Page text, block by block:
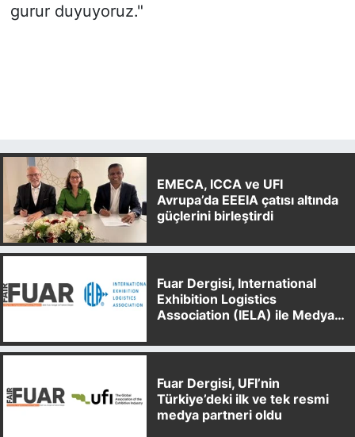
gurur duyuyoruz."
EMECA, ICCA ve UFI
Avrupa’da EEEIA çatısı altında
güçlerini birleştirdi
Fuar Dergisi, International
Exhibition Logistics
Association (IELA) ile Medya
Fuar Dergisi, UFI’nin
Türkiye’deki ilk ve tek resmi
medya partneri oldu